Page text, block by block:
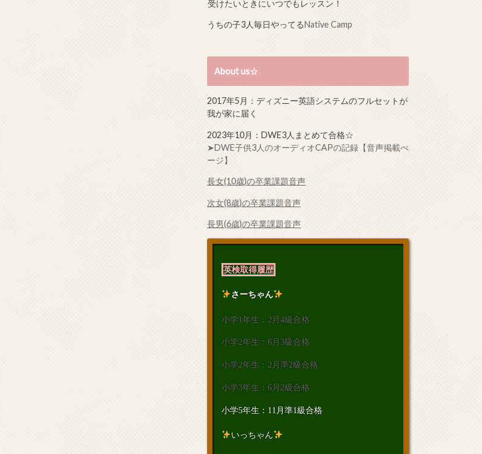
受けたいときにいつでもレッスン！
うちの子3人毎日やってるNative Camp
About us☆
2017年5月：ディズニー英語システムのフルセットが
我が家に届く
2023年10月：DWE3人まとめて合格☆
➤DWE子供3人のオーディオCAPの記録【音声掲載ぺ
ージ】
長女(10歳)の卒業課題音声
次女(8歳)の卒業課題音声
長男(6歳)の卒業課題音声
英検取得履歴
さーちゃん
小学1年生：2月4級合格
小学2年生：6月3級合格
小学2年生：2月準2級合格
小学3年生：6月2級合格
小学5年生：11月準1級合格
いっちゃん